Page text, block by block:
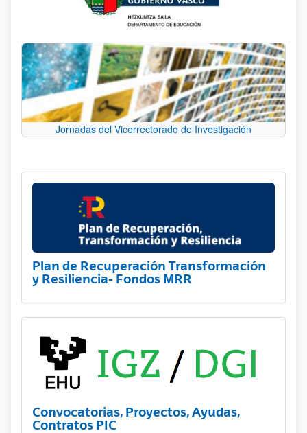
Jornadas del Vicerrectorado de Investigación
Plan de Recuperación Transformación
y Resiliencia- Fondos MRR
Convocatorias, Proyectos, Ayudas,
Contratos PIC